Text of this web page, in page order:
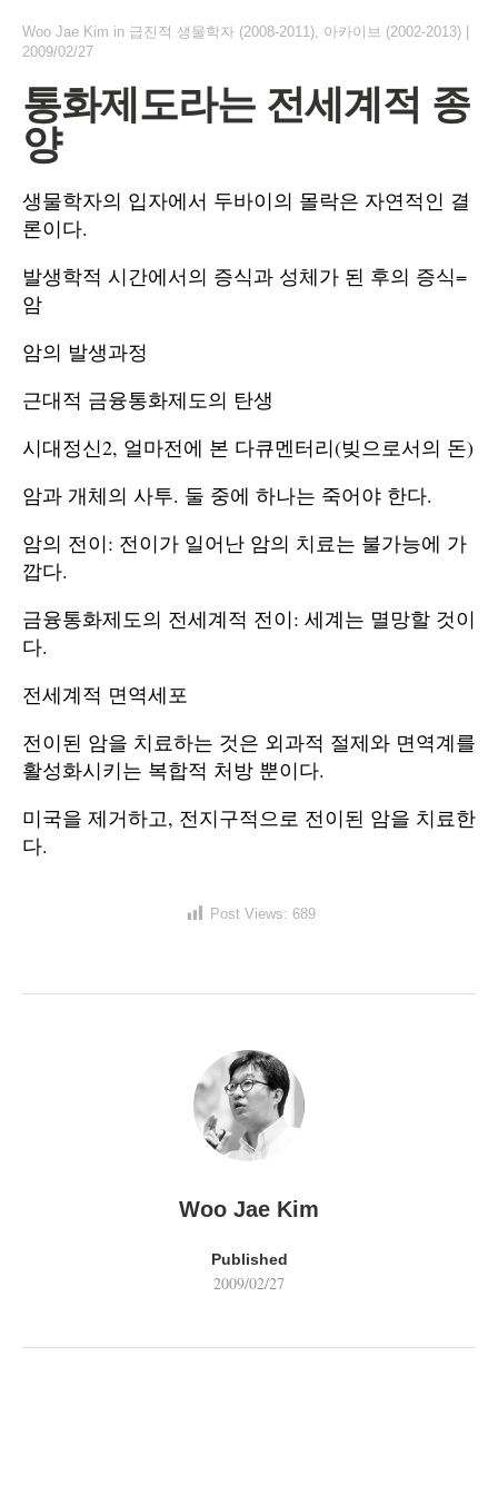
Woo Jae Kim in 급진적 생물학자 (2008-2011), 아카이브 (2002-2013)
2009/02/27
통화제도라는 전세계적 종
양
생물학자의 입자에서 두바이의 몰락은 자연적인 결
론이다.
발생학적 시간에서의 증식과 성체가 된 후의 증식=
암
암의 발생과정
근대적 금융통화제도의 탄생
시대정신2, 얼마전에 본 다큐멘터리(빚으로서의 돈)
암과 개체의 사투. 둘 중에 하나는 죽어야 한다.
암의 전이: 전이가 일어난 암의 치료는 불가능에 가
깝다.
금융통화제도의 전세계적 전이: 세계는 멸망할 것이
다.
전세계적 면역세포
전이된 암을 치료하는 것은 외과적 절제와 면역계를
활성화시키는 복합적 처방 뿐이다.
미국을 제거하고, 전지구적으로 전이된 암을 치료한
다.
Post Views: 689
Woo Jae Kim
Published
2009/02/27